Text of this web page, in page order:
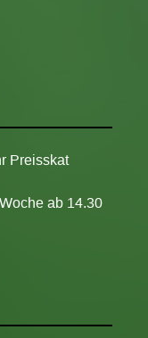
Preisskat
ab 14.30